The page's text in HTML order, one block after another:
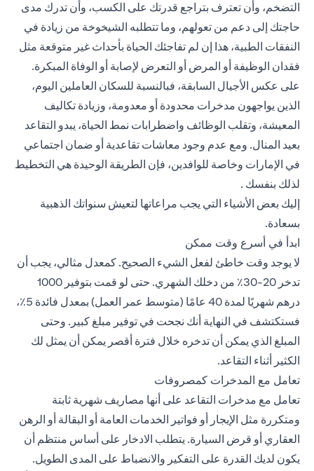
التضخم، وأن تعترف بتراجع قدرتك على الكسب، وأن تدرك مدى
حاجتك إلى دعم من تعولهم، وما تتطلبه الشيخوخة من زيادة في
النفقات الطبية، هذا إن لم تفاجئك الحياة بأحداث غير متوقعة مثل
فقدان الوظيفة أو المرض أو التعرض لإصابة أو الوفاة المبكرة.
على عكس الأجيال السابقة، فبالنسبة للسكان العاملين اليوم،
الذين يواجهون مدخرات محدودة أو معدومة، وزيادة تكاليف
المعيشة، وتقلب الوظائف واضطرابات نمط الحياة، يبدو التقاعد
بعيد المنال. ومع عدم وجود معاشات تقاعدية أو ضمان اجتماعي
في الإمارات وخاصة للوافدين، فإن الطريقة الوحيدة هي التخطيط
لذلك بنفسك .
إليك بعض الأشياء التي يجب مراعاتها لتعيش سنواتك الذهبية
بسعادة.
ابدأ في أسرع وقت ممكن
لا يوجد وقت خاطئ لفعل الشيء الصحيح. كمعدل مثالي، يجب أن
تدخر 20-30٪ من دخلك الشهري. حتى لو قمت بتوفير 1000
درهم شهريًا لمدة 40 عامًا (متوسط عمر العمل) بمعدل فائدة 5٪،
فستكتشف في النهاية أنك نجحت في توفير مبلغ كبير. وحتى
المبلغ الذي يمكن أن تدخره خلال فترة أقصر يمكن أن يمثل لك
الكثير أثناء التقاعد.
تعامل مع المدخرات كمصروفات
تعامل مع مدخرات التقاعد على أنها مصاريف شهرية ثابتة
ومتكررة مثل الإيجار أو فواتير الخدمات العامة أو البقالة أو الرهن
العقاري أو قرض السيارة. يتطلب الادخار على أساس منتظم أن
يكون لديك القدرة على التفكير والانضباط على المدى الطويل.